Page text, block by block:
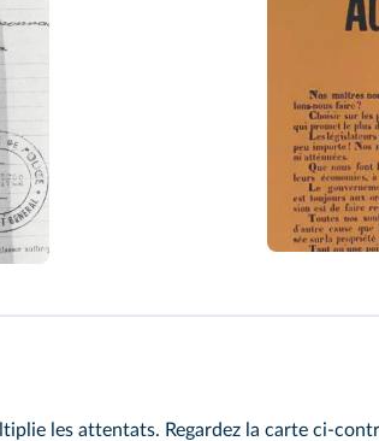
les attentats. Regardez la carte